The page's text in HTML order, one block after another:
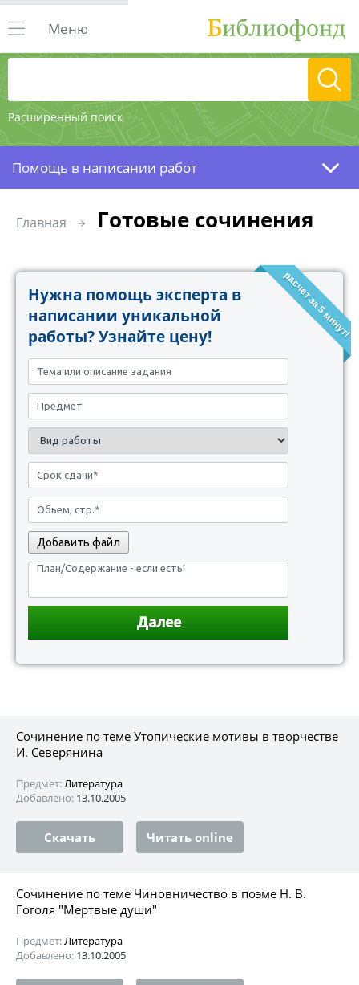
Расширенный поиск
Меню
Помощь в написании работ
Главная Готовые сочинения
расчет за 5 минут!
Нужна помощь эксперта в
написании уникальной
работы? Узнайте цену!
Добавить файл
Сочинение по теме Утопические мотивы в творчестве
И. Северянина
Предмет:Литература
Добавлено: 13.10.2005
Скачать Читать online
Сочинение по теме Чиновничество в поэме Н. В.
Гоголя "Мертвые души"
Предмет:Литература
Добавлено: 13.10.2005